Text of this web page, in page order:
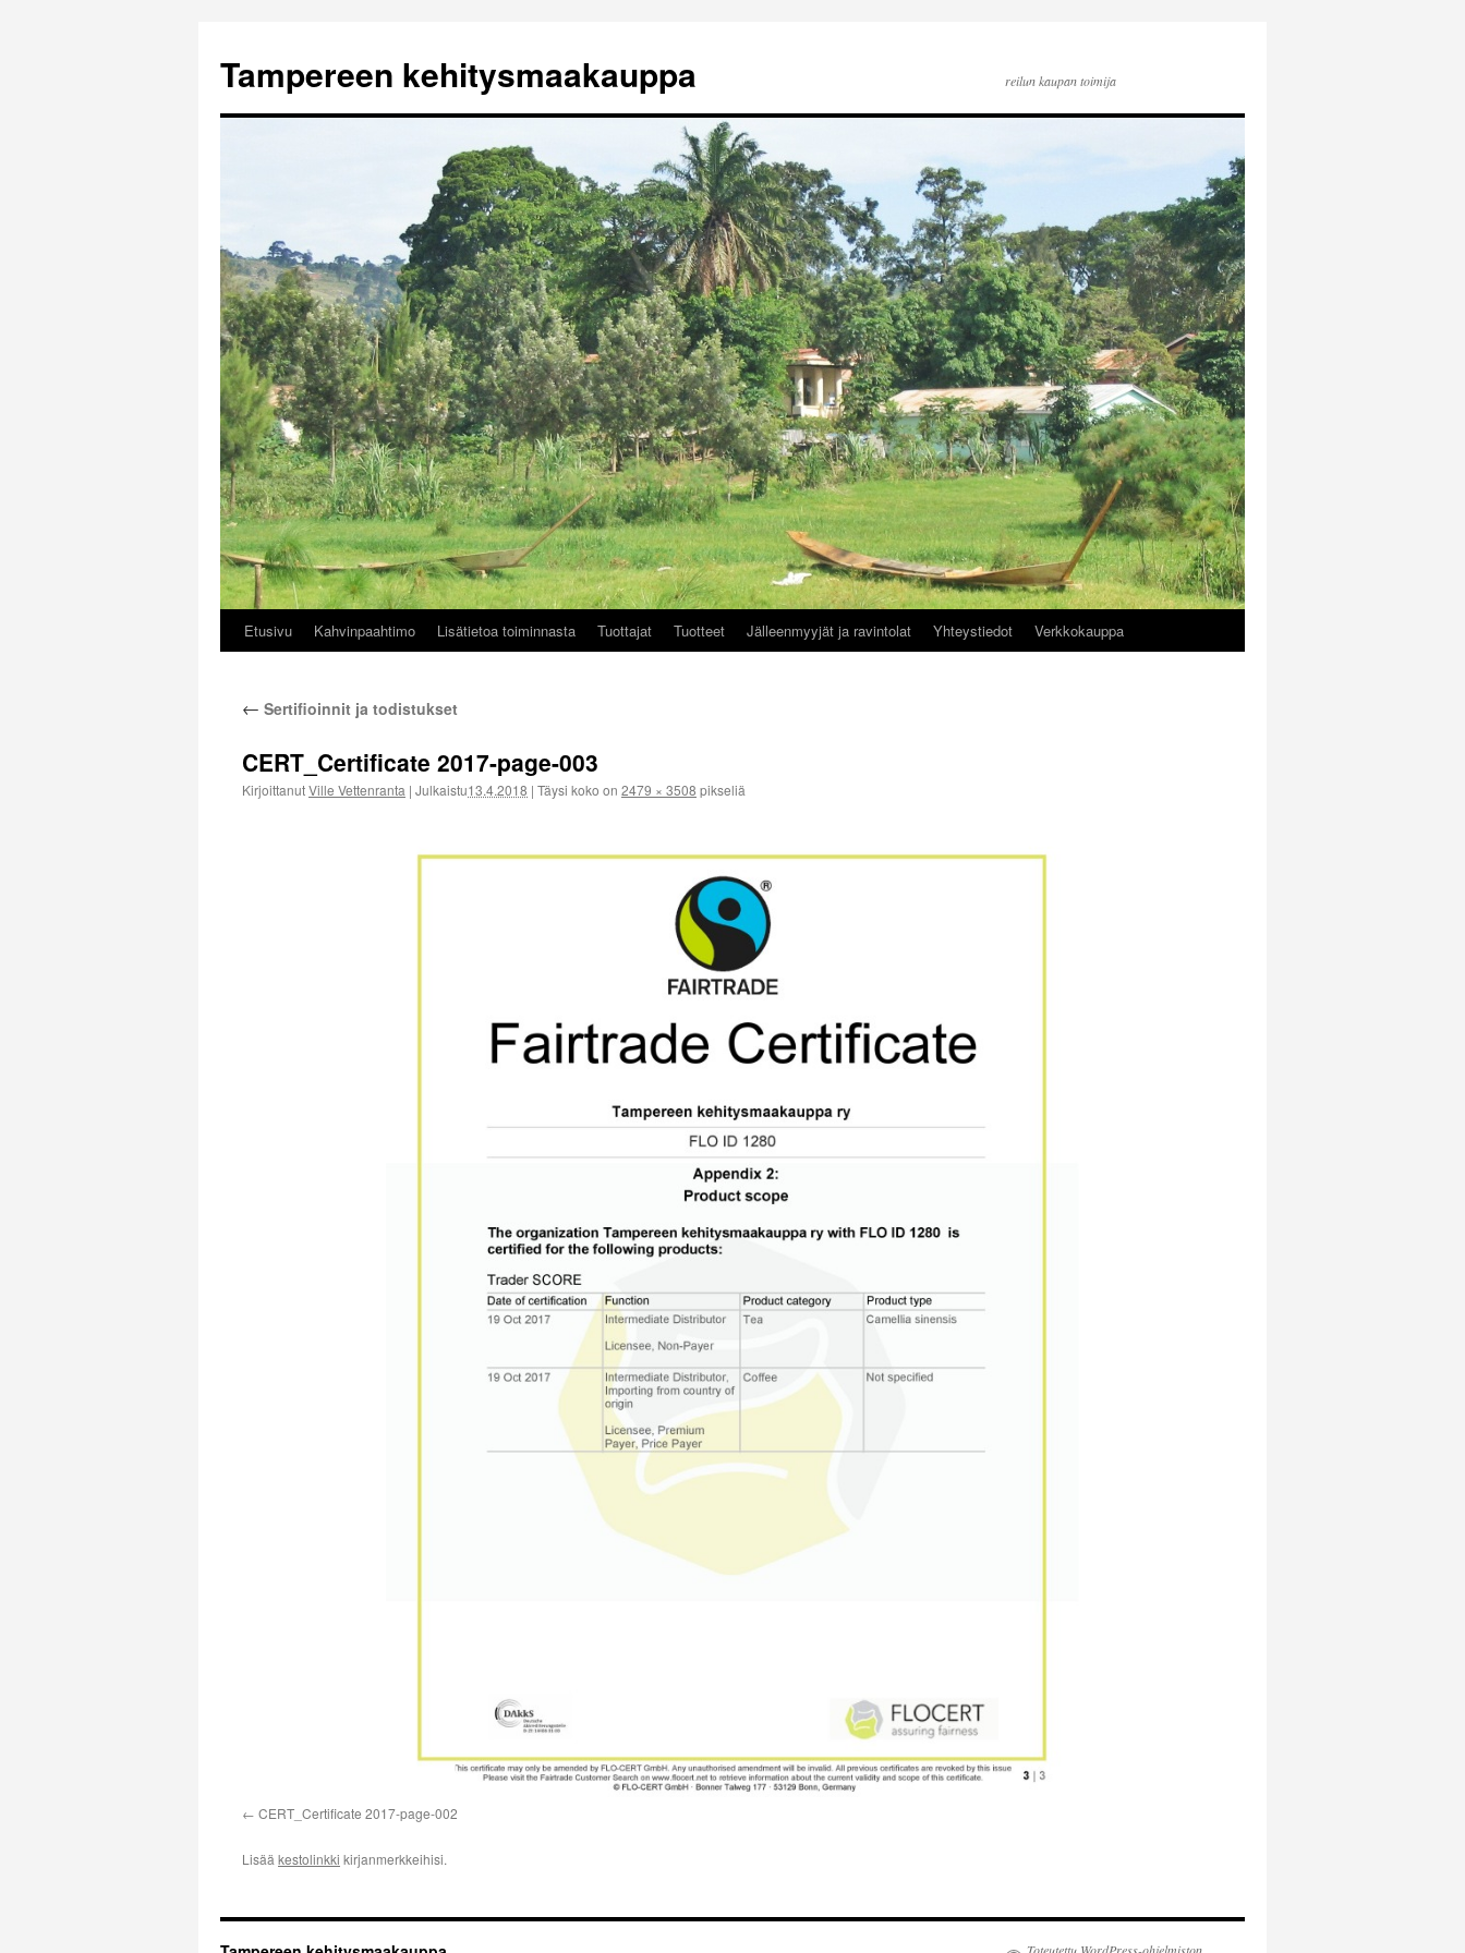
Tampereen kehitysmaakauppa reilun kaupan toimija
Siirry
Etusivu Kahvinpaahtimo Lisätietoa toiminnasta Tuottajat Tuotteet Jälleenmyyjät ja ravintolat Yhteystiedot Verkkokauppa
← Sertifioinnit ja todistukset
CERT_Certificate 2017-page-003
KirjoittanutVille Vettenranta | Julkaistu13.4.2018 | Täysi koko on 2479 × 3508 pikseliä
CERT_Certificate 2017-page-002
Lisää kestolinkki kirjanmerkkeihisi.
Toteutettu WordPress-ohjelmiston